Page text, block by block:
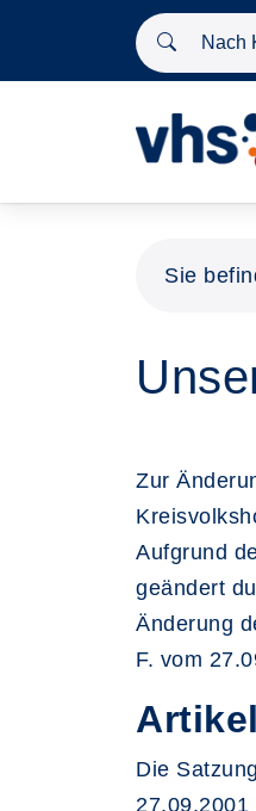
Nach
Sie
Zur
Aufgrund
geändert
Änderung
F. vom
Die
27.09.2001